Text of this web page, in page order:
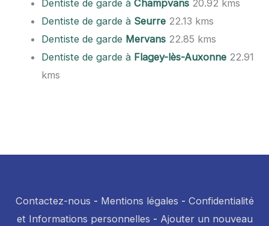
Dentiste de garde àChampvans 20.92 kms
Dentiste de garde à Seurre 22.13 kms
Dentiste de garde Mervans 22.85 kms
Dentiste de garde à Flagey-lès-Auxonne 22.91
kms
Contactez-nous - Mentions légales - Confidentialité
et Informations personnelles - Ajouter un nouveau